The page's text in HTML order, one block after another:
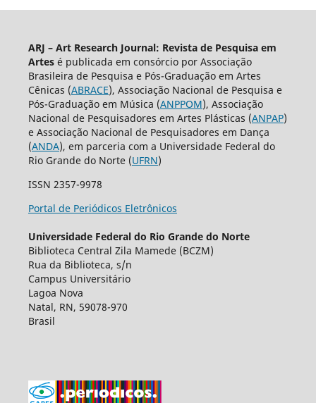
ARJ – Art Research Journal: Revista de Pesquisa em
Artesé publicada em consórcio por Associação
Brasileira de Pesquisa e Pós-Graduação em Artes
Cênicas (ABRACE), Associação Nacional de Pesquisa e
Pós-Graduação em Música (ANPPOM), Associação
Nacional de Pesquisadores em Artes Plásticas (ANPAP)
e Associação Nacional de Pesquisadores em Dança
(ANDA), em parceria com a Universidade Federal do
Rio Grande do Norte (UFRN)
ISSN 2357-9978
Portal de Periódicos Eletrônicos
Universidade Federal do Rio Grande do Norte
Biblioteca Central Zila Mamede (BCZM)
Rua da Biblioteca, s/n
Campus Universitário
Lagoa Nova
Natal, RN, 59078-970
Brasil